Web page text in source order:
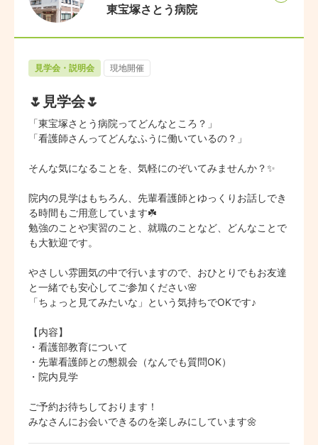
東宝塚さとう病院
見学会・説明会 現地開催
🌷見学会🌷
「東宝塚さとう病院ってどんなところ？」
「看護師さんってどんなふうに働いているの？」
そんな気になることを、気軽にのぞいてみませんか？✨
院内の見学はもちろん、先輩看護師とゆっくりお話しでき
る時間もご用意しています☘️
勉強のことや実習のこと、就職のことなど、どんなことで
も大歓迎です。
やさしい雰囲気の中で行いますので、おひとりでもお友達
と一緒でも安心してご参加ください🌸
「ちょっと見てみたいな」という気持ちでOKです♪
【内容】
・看護部教育について
・先輩看護師との懇親会（なんでも質問OK）
・院内見学
ご予約お待ちしております！
みなさんにお会いできるのを楽しみにしています🌼